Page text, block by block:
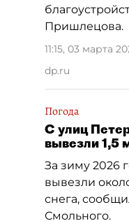
Пришлецова.
11:15, 03 марта
dp.ru
Погода
С улиц
вывезли 1,5
За зиму 2026
вывезли
снега,
Смольного.